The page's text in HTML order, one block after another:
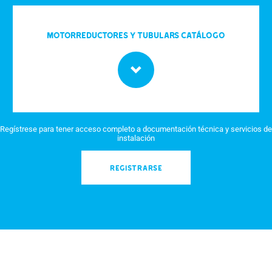
Motorreductores y Tubulars Catálogo
Regístrese para tener acceso completo a documentación técnica y servicios de
instalación
REGISTRARSE